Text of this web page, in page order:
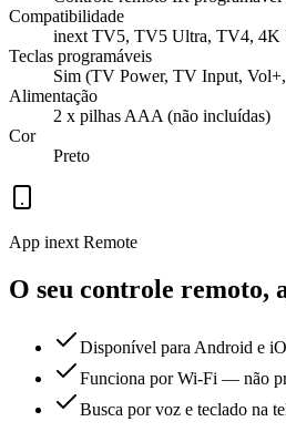
Compatibilidade
inext TV5, TV5 Ultra, TV4, 4K
Teclas programáveis
Sim (TV Power, TV Input,
Alimentação
2 x pilhas AAA (não incluídas)
Cor
Preto
App inext Remote
O seu controle remoto,
Disponível para Android e
Funciona por Wi-Fi — não
Busca por voz e teclado na